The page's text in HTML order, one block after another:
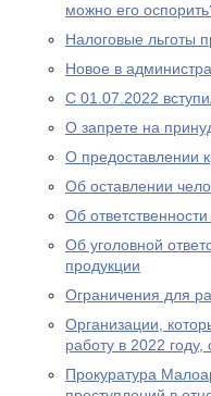
можно его
Налоговые льготы
Новое в
С 01.07.2022
О запрете на
О предоставлении
Об оставлении
Об
Об уголовной
продукции
Ограничения для
Организации,
работу в 2022 году,
Прокуратура